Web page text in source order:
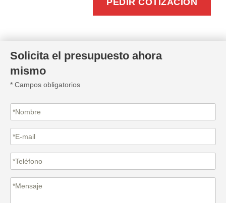
PEDIR COTIZACIÓN
Solicita el presupuesto ahora
mismo
* Campos obligatorios